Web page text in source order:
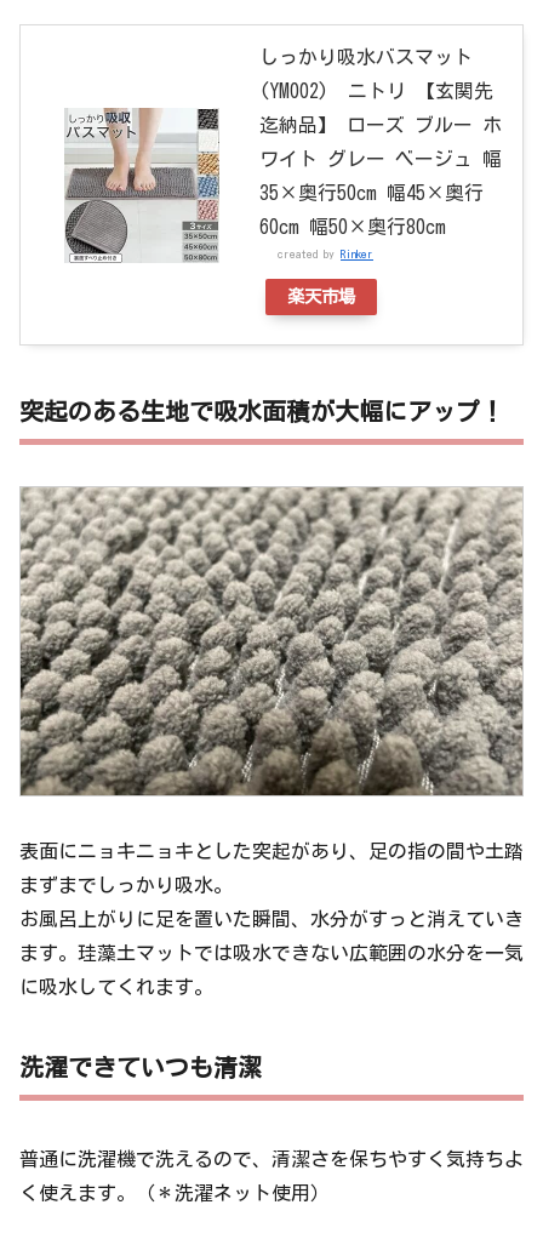
しっかり吸水バスマット
(YM002) ニトリ 【玄関先
迄納品】 ローズ ブルー ホ
ワイト グレー ベージュ 幅
35×奥行50cm 幅45×奥行
60cm 幅50×奥行80cm
created by Rinker
楽天市場
突起のある生地で吸水面積が大幅にアップ！
表面にニョキニョキとした突起があり、足の指の間や土踏
まずまでしっかり吸水。
お風呂上がりに足を置いた瞬間、水分がすっと消えていき
ます。珪藻土マットでは吸水できない広範囲の水分を一気
に吸水してくれます。
洗濯できていつも清潔
普通に洗濯機で洗えるので、清潔さを保ちやすく気持ちよ
く使えます。（＊洗濯ネット使用）